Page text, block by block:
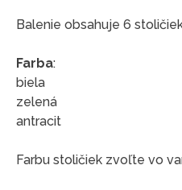
Balenie obsahuje 6
Farba:
biela
zelená
antracit
Farbu stoličiek zvoľte vo